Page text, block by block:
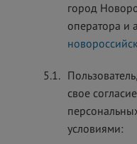
город
оператора и
5.1.
свое
условиями: